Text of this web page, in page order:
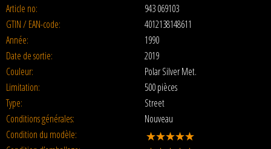
Article no:
943 069103
GTIN / EAN-code:
4012138148611
Année:
1990
Date de sortie:
2019
Couleur:
Polar Silver Met.
Limitation:
500 pièces
Type:
Street
Conditions générales:
Nouveau
Condition du modèle: